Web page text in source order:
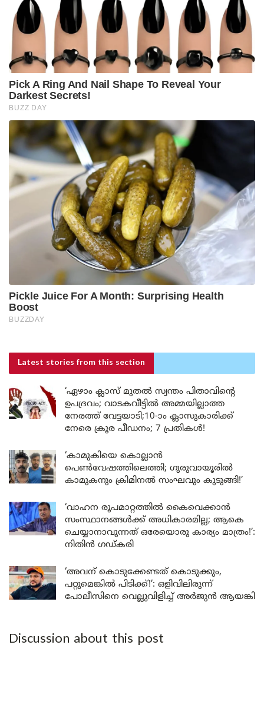
Latest stories from this section
‘ഏഴാം ക്ലാസ് മുതൽ സ്വന്തം പിതാവിന്റെ
ഉപദ്രവം; വാടകവീട്ടിൽ അമ്മയില്ലാത്ത
നേരത്ത് വേട്ടയാടി;10-ാം ക്ലാസുകാരിക്ക്
നേരെ ക്രൂര പീഡനം; 7 പ്രതികൾ!
‘കാമുകിയെ കൊല്ലാൻ
പെൺവേഷത്തിലെത്തി; ഗുരുവായൂരിൽ
കാമുകനും ക്രിമിനൽ സംഘവും കുടുങ്ങി!’
‘വാഹന രൂപമാറ്റത്തിൽ കൈവെക്കാൻ
സംസ്ഥാനങ്ങൾക്ക് അധികാരമില്ല; ആകെ
ചെയ്യാനാവുന്നത് ഒരേയൊരു കാര്യം മാത്രം!’:
നിതിൻ ഗഡ്കരി
‘അവന് കൊടുക്കേണ്ടത് കൊടുക്കും,
പറ്റുമെങ്കിൽ പിടിക്ക്!’: ഒളിവിലിരുന്ന്
പോലീസിനെ വെല്ലുവിളിച്ച് അർജുൻ ആയങ്കി
Discussion about this post